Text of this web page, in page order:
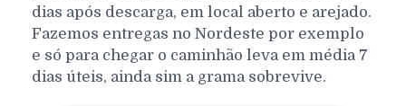
dias após descarga, em local aberto e arejado.
Fazemos entregas no Nordeste por exemplo
e só para chegar o caminhão leva em média 7
dias úteis, ainda sim a grama sobrevive.